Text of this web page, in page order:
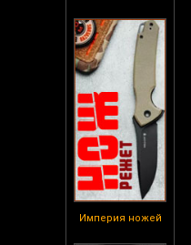
Империя ножей